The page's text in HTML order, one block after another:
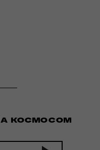
КОСМОСОМ